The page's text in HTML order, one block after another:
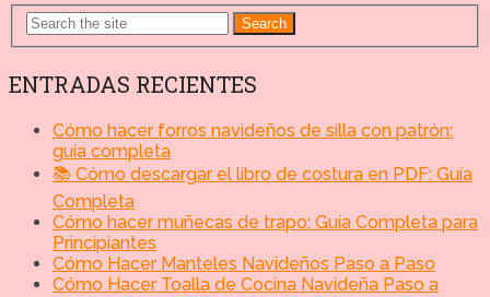
Search
ENTRADAS RECIENTES
Cómo hacer forros navideños de silla con patrón:
guía completa
📚 Cómo descargar el libro de costura en PDF: Guía
Completa
Cómo hacer muñecas de trapo: Guía Completa para
Principiantes
Cómo Hacer Manteles Navideños Paso a Paso
Cómo Hacer Toalla de Cocina Navideña Paso a